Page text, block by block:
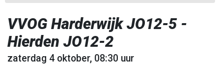
VVOG Harderwijk JO12-5 -
Hierden JO12-2
zaterdag 4 oktober, 08:30 uur